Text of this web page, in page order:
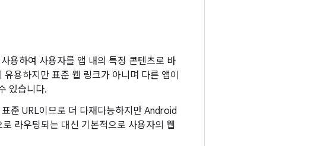
용하여 사용자를 앱 내의 특정 콘텐츠로 바
용하지만 표준 웹 링크가 아니며 다른 앱이
있습니다.
준 URL이므로 더 다재다능하지만 Android
라우팅되는 대신 기본적으로 사용자의 웹